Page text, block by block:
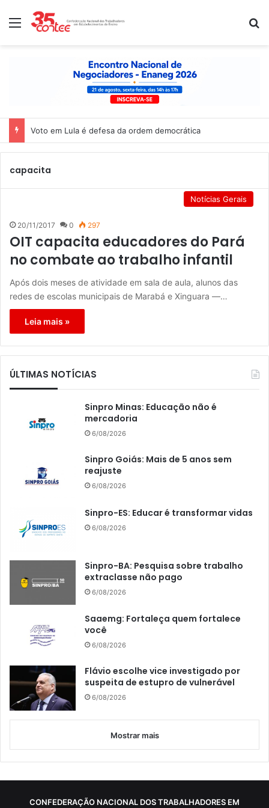
Menu
Voto em Lula é defesa da ordem democrática
capacita
Notícias Gerais
20/11/2017 0 297
OIT capacita educadores do Pará
no combate ao trabalho infantil
Após dois meses de atividade em sala de aula, alunos das
redes de escolas municipais de Marabá e Xinguara —…
Leia mais »
ÚLTIMAS NOTÍCIAS
Sinpro Minas: Educação não é
mercadoria
6/08/2026
Sinpro Goiás: Mais de 5 anos sem
reajuste
6/08/2026
Sinpro-ES: Educar é transformar vidas
6/08/2026
Sinpro-BA: Pesquisa sobre trabalho
extraclasse não pago
6/08/2026
Saaemg: Fortaleça quem fortalece
você
6/08/2026
Flávio escolhe vice investigado por
suspeita de estupro de vulnerável
6/08/2026
Mostrar mais
CONFEDERAÇÃO NACIONAL DOS TRABALHADORES EM